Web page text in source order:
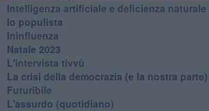
Intelligenza artificiale e deficienza naturale
Io populista
Ininfluenza
Natale 2023
L'intervista tivvù
La crisi della democrazia (e la nostra parte)
Futuribile
L'assurdo (quotidiano)